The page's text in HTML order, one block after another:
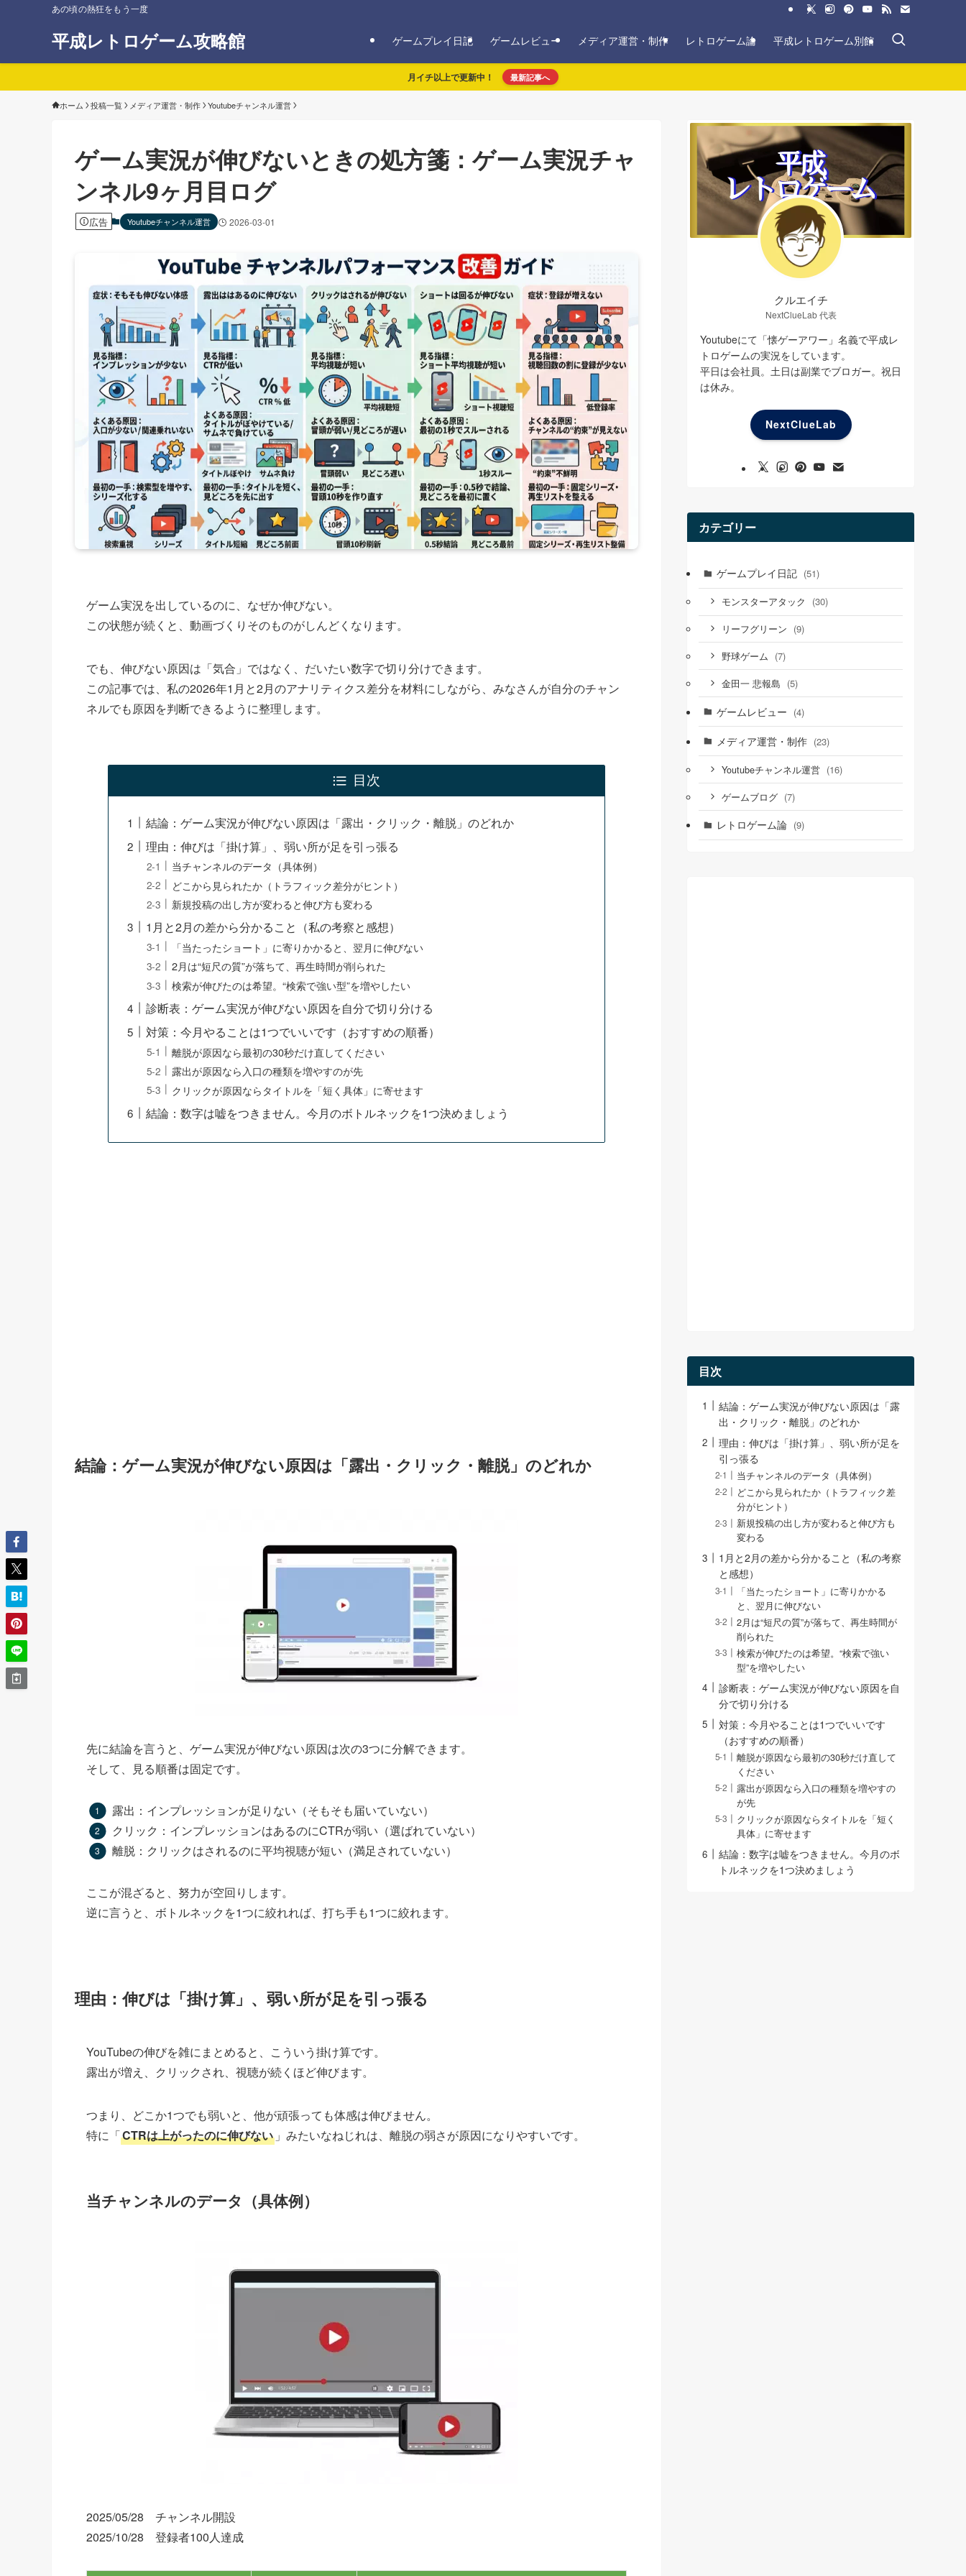
あの頃の熱狂をもう一度
平成レトロゲーム攻略館 ゲームプレイ日記 ゲームレビュー メディア運営・制作 レトロゲーム論 平成レトロゲーム別館
月イチ以上で更新中！ 最新記事へ
ホーム 投稿一覧 メディア運営・制作 Youtubeチャンネル運営
ゲーム実況が伸びないときの処方箋：ゲーム実況チャ
ンネル9ヶ月目ログ
広告 Youtubeチャンネル運営 2026-03-01
ゲーム実況を出しているのに、なぜか伸びない。
この状態が続くと、動画づくりそのものがしんどくなります。
でも、伸びない原因は「気合」ではなく、だいたい数字で切り分けできます。
この記事では、私の2026年1月と2月のアナリティクス差分を材料にしながら、みなさんが自分のチャン
ネルでも原因を判断できるように整理します。
目次
結論：ゲーム実況が伸びない原因は「露出・クリック・離脱」のどれか
理由：伸びは「掛け算」、弱い所が足を引っ張る
当チャンネルのデータ（具体例）
どこから見られたか（トラフィック差分がヒント）
新規投稿の出し方が変わると伸び方も変わる
1月と2月の差から分かること（私の考察と感想）
「当たったショート」に寄りかかると、翌月に伸びない
2月は“短尺の質”が落ちて、再生時間が削られた
検索が伸びたのは希望。“検索で強い型”を増やしたい
診断表：ゲーム実況が伸びない原因を自分で切り分ける
対策：今月やることは1つでいいです（おすすめの順番）
離脱が原因なら最初の30秒だけ直してください
露出が原因なら入口の種類を増やすのが先
クリックが原因ならタイトルを「短く具体」に寄せます
結論：数字は嘘をつきません。今月のボトルネックを1つ決めましょう
結論：ゲーム実況が伸びない原因は「露出・クリック・離脱」のどれか
先に結論を言うと、ゲーム実況が伸びない原因は次の3つに分解できます。
そして、見る順番は固定です。
露出：インプレッションが足りない（そもそも届いていない）
クリック：インプレッションはあるのにCTRが弱い（選ばれていない）
離脱：クリックはされるのに平均視聴が短い（満足されていない）
ここが混ざると、努力が空回りします。
逆に言うと、ボトルネックを1つに絞れれば、打ち手も1つに絞れます。
理由：伸びは「掛け算」、弱い所が足を引っ張る
YouTubeの伸びを雑にまとめると、こういう掛け算です。
露出が増え、クリックされ、視聴が続くほど伸びます。
つまり、どこか1つでも弱いと、他が頑張っても体感は伸びません。
特に「CTRは上がったのに伸びない 」みたいなねじれは、離脱の弱さが原因になりやすいです。
当チャンネルのデータ（具体例）
2025/05/28 チャンネル開設
2025/10/28 登録者100人達成
クルエイチ
NextClueLab 代表
Youtubeにて「懐ゲーアワー」名義で平成レ
トロゲームの実況をしています。
平日は会社員。土日は副業でブロガー。祝日
は休み。
NextClueLab
カテゴリー
ゲームプレイ日記 (51)
モンスターアタック (30)
リーフグリーン (9)
野球ゲーム (7)
金田一 悲報島 (5)
ゲームレビュー (4)
メディア運営・制作 (23)
Youtubeチャンネル運営 (16)
ゲームブログ (7)
レトロゲーム論 (9)
目次
結論：ゲーム実況が伸びない原因は「露
出・クリック・離脱」のどれか
理由：伸びは「掛け算」、弱い所が足を
引っ張る
当チャンネルのデータ（具体例）
どこから見られたか（トラフィック差
分がヒント）
新規投稿の出し方が変わると伸び方も
変わる
1月と2月の差から分かること（私の考察
と感想）
「当たったショート」に寄りかかる
と、翌月に伸びない
2月は“短尺の質”が落ちて、再生時間が
削られた
検索が伸びたのは希望。“検索で強い
型”を増やしたい
診断表：ゲーム実況が伸びない原因を自
分で切り分ける
対策：今月やることは1つでいいです
（おすすめの順番）
離脱が原因なら最初の30秒だけ直して
ください
露出が原因なら入口の種類を増やすの
が先
クリックが原因ならタイトルを「短く
具体」に寄せます
結論：数字は嘘をつきません。今月のボ
トルネックを1つ決めましょう